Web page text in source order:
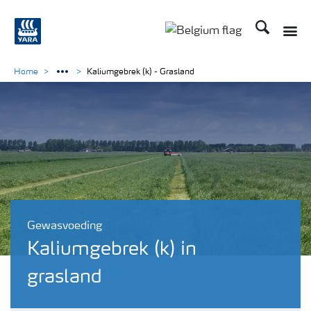
Zoek op
Gewasvoeding
Kaliumgebrek (k) in
grasland
Home Kaliumgebrek (k) - Grasland